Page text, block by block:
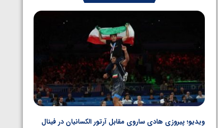
ویدیو؛ پیروزی هادی ساروی مقابل آرتور الکسانیان در فینال